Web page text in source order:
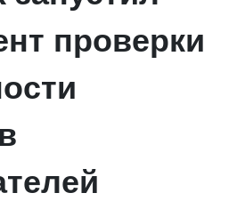
проверки